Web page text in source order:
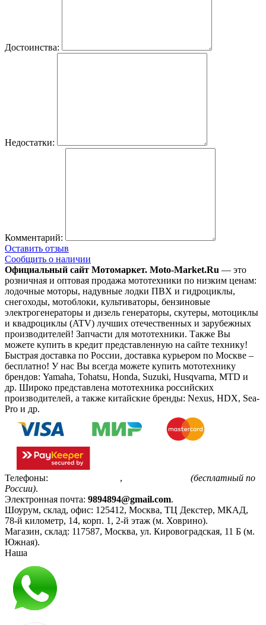
Достоинства:
Недостатки:
Комментарий:
Оставить отзыв
Сообщить о наличии
Официальный сайт Мотомаркет. Moto-Market.Ru — это
розничная и оптовая продажа мототехники по низким ценам:
лодочные моторы, надувные лодки ПВХ и гидроциклы,
снегоходы, мотоблоки, культиваторы, бензиновые
электрогенераторы и дизель генераторы, скутеры, мотоциклы
и квадроциклы (ATV) лучших отечественных и зарубежных
производителей! Запчасти для мототехники. Также Вы
можете купить в кредит представленную на сайте технику!
Быстрая доставка по России, доставка курьером по Москве –
бесплатно! У нас Вы всегда можете купить мототехнику
брендов: Yamaha, Tohatsu, Honda, Suzuki, Husqvarna, MTD и
др. Широко представлена мототехника российских
производителей, а также китайские бренды: Nexus, HDX, Sea-
Pro и др.
Телефоны: ,
(бесплатный по
России).
Электронная почта: 9894894@gmail.com.
Шоурум, склад, офис: 125412, Москва, ТЦ Декстер, МКАД,
78-й километр, 14, корп. 1, 2-й этаж (м. Ховрино).
Магазин, склад: 117587, Москва, ул. Кировоградская, 11 Б (м.
Южная).
Наша